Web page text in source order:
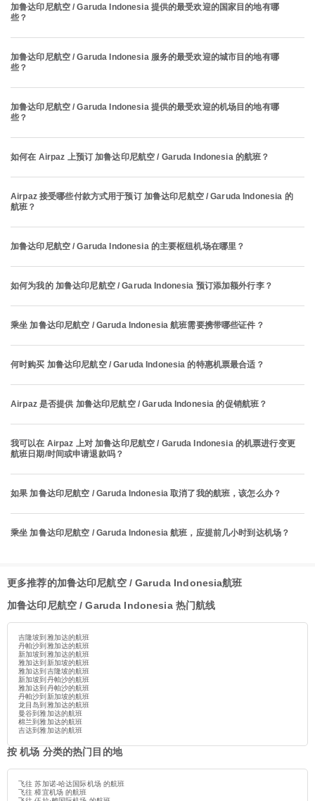
加鲁达印尼航空 / Garuda Indonesia 提供的最受欢迎的国家目的地有哪
些？
加鲁达印尼航空 / Garuda Indonesia 服务的最受欢迎的城市目的地有哪
些？
加鲁达印尼航空 / Garuda Indonesia 提供的最受欢迎的机场目的地有哪
些？
如何在 Airpaz 上预订 加鲁达印尼航空 / Garuda Indonesia 的航班？
Airpaz 接受哪些付款方式用于预订 加鲁达印尼航空 / Garuda Indonesia 的
航班？
加鲁达印尼航空 / Garuda Indonesia 的主要枢纽机场在哪里？
如何为我的 加鲁达印尼航空 / Garuda Indonesia 预订添加额外行李？
乘坐 加鲁达印尼航空 / Garuda Indonesia 航班需要携带哪些证件？
何时购买 加鲁达印尼航空 / Garuda Indonesia 的特惠机票最合适？
Airpaz 是否提供 加鲁达印尼航空 / Garuda Indonesia 的促销航班？
我可以在 Airpaz 上对 加鲁达印尼航空 / Garuda Indonesia 的机票进行变更
航班日期/时间或申请退款吗？
如果 加鲁达印尼航空 / Garuda Indonesia 取消了我的航班，该怎么办？
乘坐 加鲁达印尼航空 / Garuda Indonesia 航班，应提前几小时到达机场？
更多推荐的加鲁达印尼航空 / Garuda Indonesia航班
加鲁达印尼航空 / Garuda Indonesia 热门航线
吉隆坡到雅加达的航班
丹帕沙到雅加达的航班
新加坡到雅加达的航班
雅加达到新加坡的航班
雅加达到吉隆坡的航班
新加坡到丹帕沙的航班
雅加达到丹帕沙的航班
丹帕沙到新加坡的航班
龙目岛到雅加达的航班
曼谷到雅加达的航班
棉兰到雅加达的航班
吉达到雅加达的航班
按 机场 分类的热门目的地
飞往 苏加诺-哈达国际机场 的航班
飞往 樟宜机场 的航班